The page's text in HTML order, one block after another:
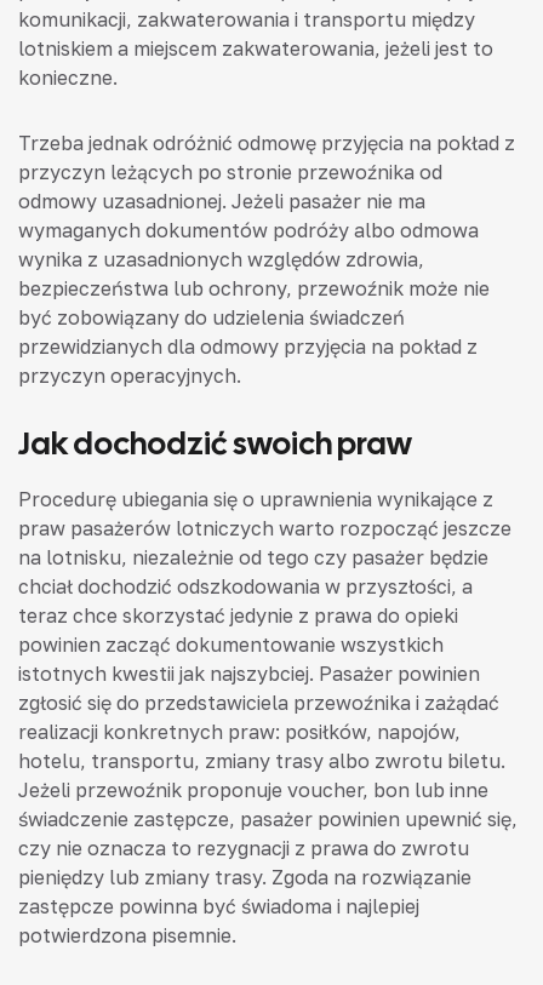
komunikacji, zakwaterowania i transportu między
lotniskiem a miejscem zakwaterowania, jeżeli jest to
konieczne.
Trzeba jednak odróżnić odmowę przyjęcia na pokład z
przyczyn leżących po stronie przewoźnika od
odmowy uzasadnionej. Jeżeli pasażer nie ma
wymaganych dokumentów podróży albo odmowa
wynika z uzasadnionych względów zdrowia,
bezpieczeństwa lub ochrony, przewoźnik może nie
być zobowiązany do udzielenia świadczeń
przewidzianych dla odmowy przyjęcia na pokład z
przyczyn operacyjnych.
Jak dochodzić swoich praw
Procedurę ubiegania się o uprawnienia wynikające z
praw pasażerów lotniczych warto rozpocząć jeszcze
na lotnisku, niezależnie od tego czy pasażer będzie
chciał dochodzić odszkodowania w przyszłości, a
teraz chce skorzystać jedynie z prawa do opieki
powinien zacząć dokumentowanie wszystkich
istotnych kwestii jak najszybciej. Pasażer powinien
zgłosić się do przedstawiciela przewoźnika i zażądać
realizacji konkretnych praw: posiłków, napojów,
hotelu, transportu, zmiany trasy albo zwrotu biletu.
Jeżeli przewoźnik proponuje voucher, bon lub inne
świadczenie zastępcze, pasażer powinien upewnić się,
czy nie oznacza to rezygnacji z prawa do zwrotu
pieniędzy lub zmiany trasy. Zgoda na rozwiązanie
zastępcze powinna być świadoma i najlepiej
potwierdzona pisemnie.